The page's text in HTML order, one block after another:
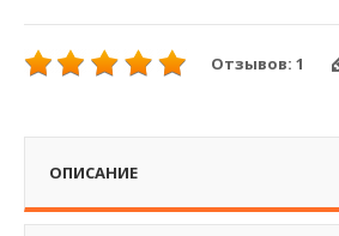
Отзывов: 1
ОПИСАНИЕ